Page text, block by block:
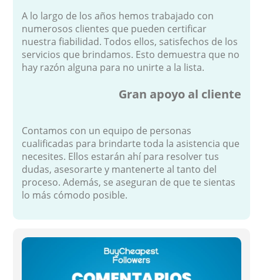
A lo largo de los años hemos trabajado con
numerosos clientes que pueden certificar
nuestra fiabilidad. Todos ellos, satisfechos de los
servicios que brindamos. Esto demuestra que no
hay razón alguna para no unirte a la lista.
Gran apoyo al cliente
Contamos con un equipo de personas
cualificadas para brindarte toda la asistencia que
necesites. Ellos estarán ahí para resolver tus
dudas, asesorarte y mantenerte al tanto del
proceso. Además, se aseguran de que te sientas
lo más cómodo posible.